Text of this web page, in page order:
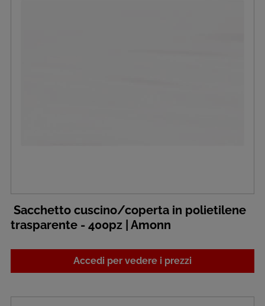
Sacchetto cuscino/coperta in polietilene
trasparente - 400pz | Amonn
Accedi per vedere i prezzi